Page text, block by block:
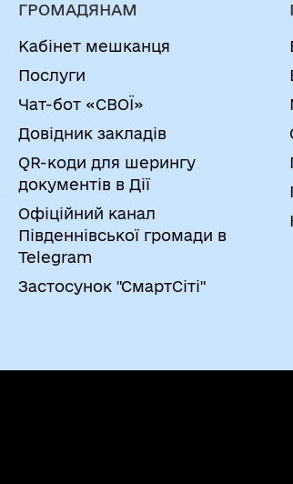
ГРОМАДЯНАМ
Кабінет мешканця
Послуги
Чат-бот «СВОЇ»
Довідник закладів
QR-коди для шерингу
документів в Дії
Офіційний канал
Південнівської громади в
Telegram
Застосунок "СмартСіті"